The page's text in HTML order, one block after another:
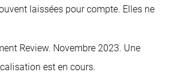
laissées pour compte. Elles ne
Review. Novembre 2023. Une
est en cours.